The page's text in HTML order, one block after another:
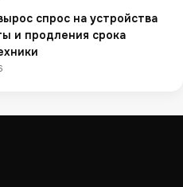
спрос на устройства
и продления срока